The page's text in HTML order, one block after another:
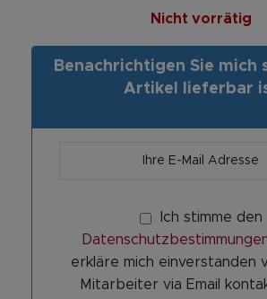
Nicht vorrätig
Benachrichtigen Sie mich
Artikel lieferbar
Ich stimme den
erkläre mich einverstanden
Mitarbeiter via Email